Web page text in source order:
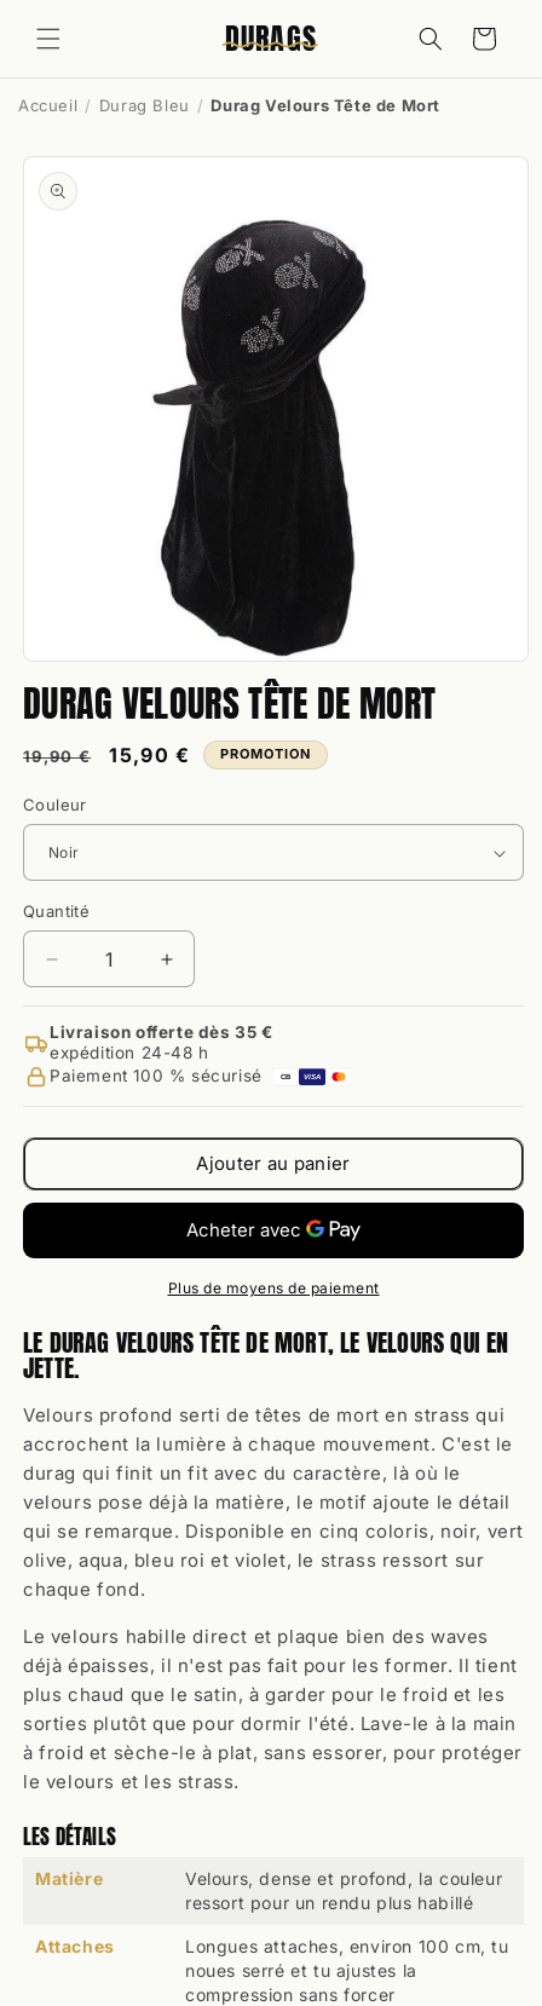
passer
au
DURAGS Panier
Accueil Durag Bleu Durag Velours Tête de Mort
Passer aux
informations
produits
le
média
dans
une
modale
DURAG VELOURS TÊTE DE MORT
Prix
19,90 €
Prix
15,90 € PROMOTION
Couleur
Quantité
Quantité
Réduire
la
quantité
de
Durag
de
Augmenter
la
quantité
de
Durag
de
Mort
Livraison offerte dès 35 €
expédition 24-48 h
Paiement 100 % sécurisé
CB VISA
Ajouter au panier
Plus de moyens de paiement
LE DURAG VELOURS TÊTE DE MORT, LE VELOURS QUI EN
JETTE.
Velours profond serti de têtes de mort en strass qui
accrochent la lumière à chaque mouvement. C'est le
durag qui finit un fit avec du caractère, là où le
velours pose déjà la matière, le motif ajoute le détail
qui se remarque. Disponible en cinq coloris, noir, vert
olive, aqua, bleu roi et violet, le strass ressort sur
chaque fond.
Le velours habille direct et plaque bien des waves
déjà épaisses, il n'est pas fait pour les former. Il tient
plus chaud que le satin, à garder pour le froid et les
sorties plutôt que pour dormir l'été. Lave-le à la main
à froid et sèche-le à plat, sans essorer, pour protéger
le velours et les strass.
LES DÉTAILS
Matière
Velours, dense et profond, la couleur
ressort pour un rendu plus habillé
Attaches
Longues attaches, environ 100 cm, tu
noues serré et tu ajustes la
compression sans forcer